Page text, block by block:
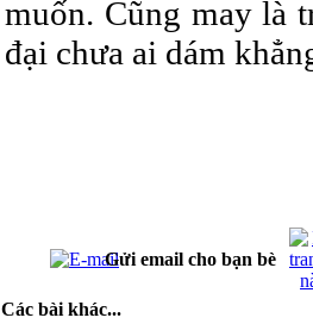
muốn. Cũng may là
đại chưa ai dám
Gửi email cho bạn bè
Các bài khác...